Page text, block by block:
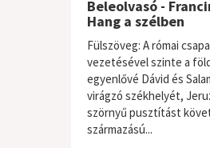
Beleolvasó -
Hang a szélben
Fülszöveg: A római
vezetésével szinte a
egyenlővé Dávid és
virágzó székhelyét,
szörnyű pusztítást
származású...